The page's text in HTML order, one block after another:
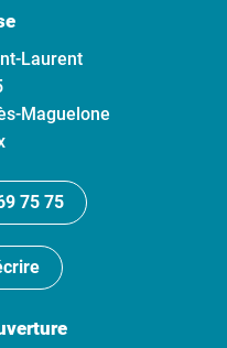
Laurent
Maguelone
75 75